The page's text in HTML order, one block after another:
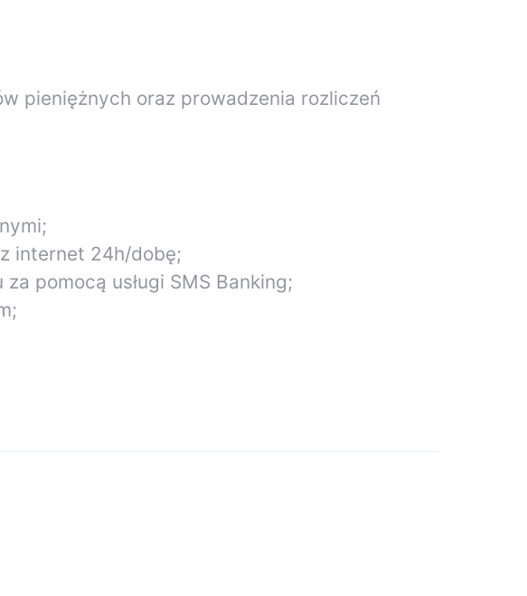
pieniężnych oraz prowadzenia rozliczeń
internet 24h/dobę;
pomocą usługi SMS Banking;